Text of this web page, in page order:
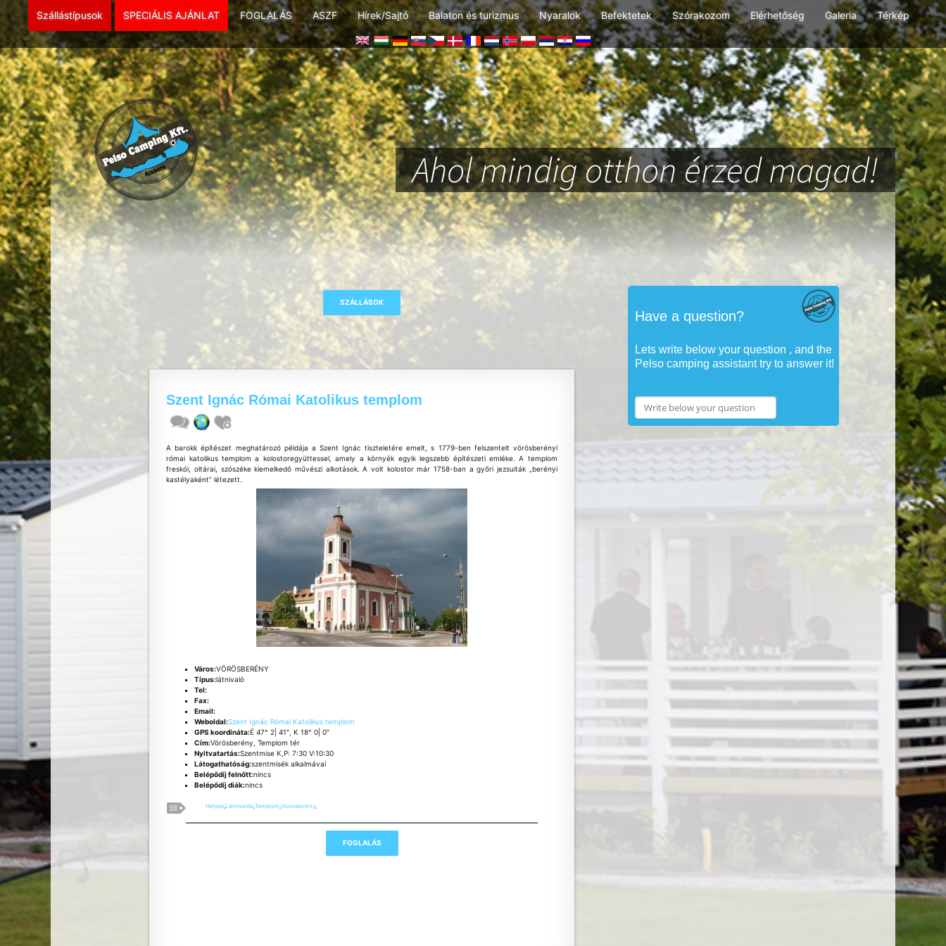
Szállástípusok SPECIÁLIS AJÁNLAT FOGLALÁS ASZF Hírek/Sajtó Balaton és turizmus Nyaralok Befektetek Szórakozom Elérhetőség Galeria Térkép
Ahol mindig otthon érzed magad!
Szent Ignác Római Katolikus templom
A barokk építészet meghatározó példája a Szent Ignác tiszteletére emelt, s 1779-ben felszentelt vörösberényi
római katolikus templom a kolostoregyüttessel, amely a környék egyik legszebb építészeti emléke. A templom
freskói, oltárai, szószéke kiemelkedő művészi alkotások. A volt kolostor már 1758-ban a győri jezsuiták „berényi
kastélyaként” létezett.
Város:VÖRÖSBERÉNY
Típus:látnivaló
Tel:
Fax:
Email:
Weboldal:Szent Ignác Római Katolikus templom
GPS koordináta:É 47° 2| 41″, K 18° 0| 0″
Cím:Vörösberény, Templom tér
Nyitvatartás:Szentmise K,P: 7:30 V:10:30
Látogathatóság:szentmisék alkalmával
Belépődíj felnőtt:nincs
Belépődíj diák:nincs
Helyek,Látnivalók,Templom,Vorosbereny,
Have a question?
Lets write below your question , and the
Pelso camping assistant try to answer it!